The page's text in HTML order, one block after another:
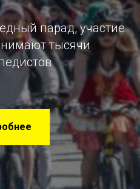
парад, участие
тысячи